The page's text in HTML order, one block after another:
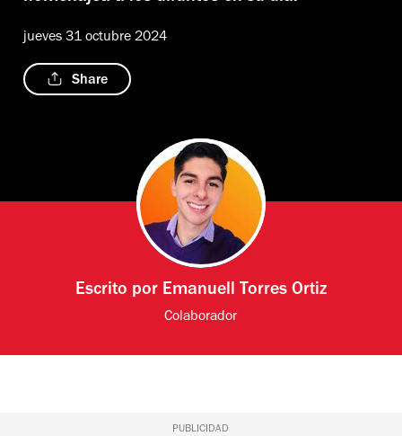
jueves 31 octubre 2024
Share
Escrito por Emanuell Torres Ortiz
Colaborador
PUBLICIDAD